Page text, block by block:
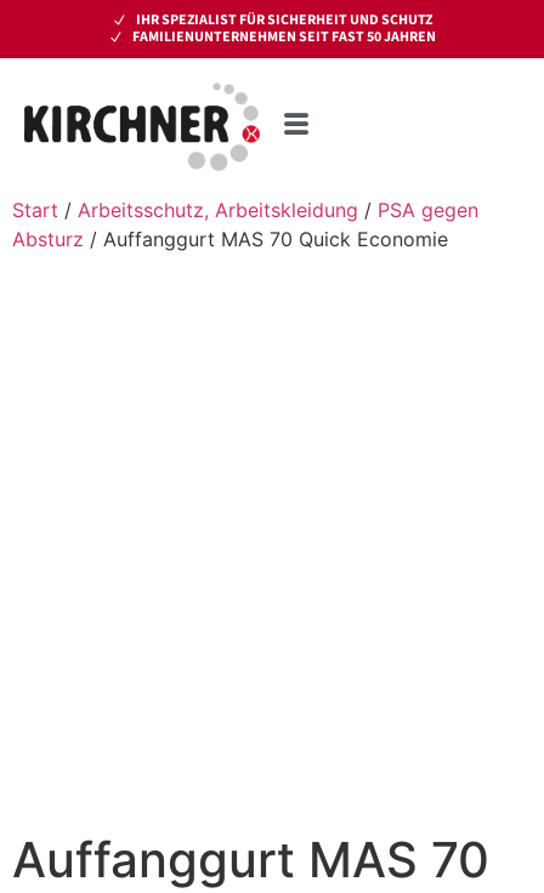
IHR SPEZIALIST FÜR SICHERHEIT UND SCHUTZ
FAMILIENUNTERNEHMEN SEIT FAST 50 JAHREN
Start / Arbeitsschutz, Arbeitskleidung / PSA gegen
Absturz / Auffanggurt MAS 70 Quick Economie
Auffanggurt MAS 70